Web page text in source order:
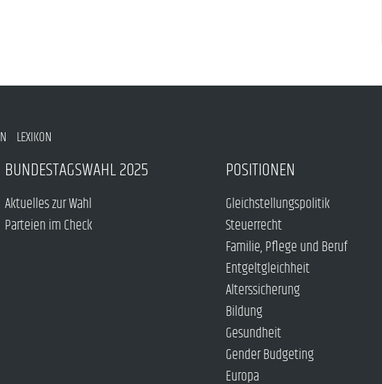
LEXIKON
BUNDESTAGSWAHL 2025
Aktuelles zur Wahl
Parteien im Check
POSITIONEN
Gleichstellungspolitik
Steuerrecht
Familie, Pflege und Beruf
Entgeltgleichheit
Alterssicherung
Bildung
Gesundheit
Gender Budgeting
Europa